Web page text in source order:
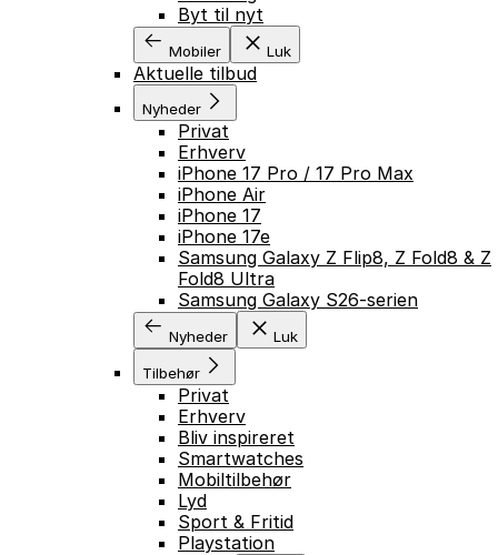
Byt til nyt
Mobiler Luk
Aktuelle tilbud
Nyheder
Privat
Erhverv
iPhone 17 Pro / 17 Pro Max
iPhone Air
iPhone 17
iPhone 17e
Samsung Galaxy Z Flip8, Z Fold8 & Z
Fold8 Ultra
Samsung Galaxy S26-serien
Nyheder Luk
Tilbehør
Privat
Erhverv
Bliv inspireret
Smartwatches
Mobiltilbehør
Lyd
Sport & Fritid
Playstation